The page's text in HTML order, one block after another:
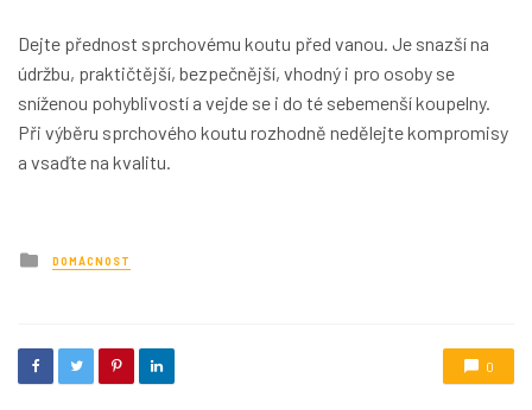
Dejte přednost sprchovému koutu před vanou. Je snazší na
údržbu, praktičtější, bezpečnější, vhodný i pro osoby se
sníženou pohyblivostí a vejde se i do té sebemenší koupelny.
Při výběru sprchového koutu rozhodně nedělejte kompromisy
a vsaďte na kvalitu.
Posted
in
DOMÁCNOST
0